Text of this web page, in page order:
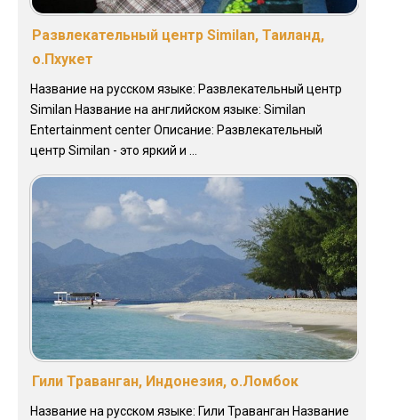
Развлекательный центр Similan, Таиланд,
о.Пхукет
Название на русском языке: Развлекательный центр
Similan Название на английском языке: Similan
Entertainment center Описание: Развлекательный
центр Similan - это яркий и ...
Гили Траванган, Индонезия, о.Ломбок
Название на русском языке: Гили Траванган Название